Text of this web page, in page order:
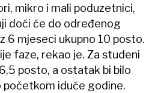
mikro i mali poduzetnici,
doći će do određenog
6 mjeseci ukupno 10 posto.
faze, rekao je. Za studeni
posto, a ostatak bi bilo
početkom iduće godine.